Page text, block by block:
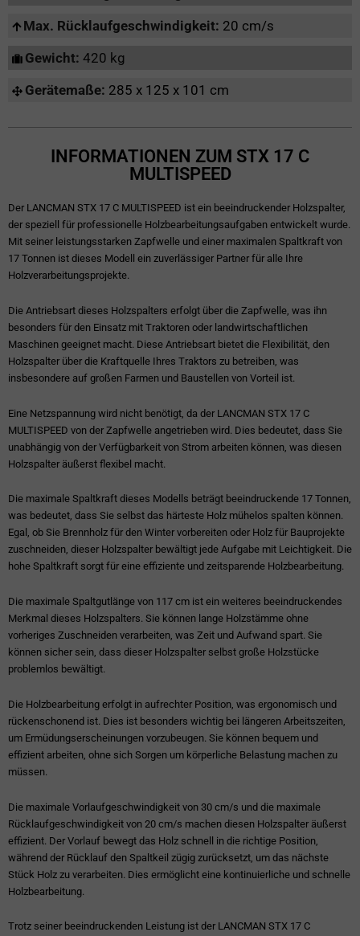
Max. Rücklaufgeschwindigkeit: 20 cm/s
Gewicht: 420 kg
Gerätemaße: 285 x 125 x 101 cm
INFORMATIONEN ZUM STX 17 C
MULTISPEED
Der LANCMAN STX 17 C MULTISPEED ist ein beeindruckender Holzspalter,
der speziell für professionelle Holzbearbeitungsaufgaben entwickelt wurde.
Mit seiner leistungsstarken Zapfwelle und einer maximalen Spaltkraft von
17 Tonnen ist dieses Modell ein zuverlässiger Partner für alle Ihre
Holzverarbeitungsprojekte.
Die Antriebsart dieses Holzspalters erfolgt über die Zapfwelle, was ihn
besonders für den Einsatz mit Traktoren oder landwirtschaftlichen
Maschinen geeignet macht. Diese Antriebsart bietet die Flexibilität, den
Holzspalter über die Kraftquelle Ihres Traktors zu betreiben, was
insbesondere auf großen Farmen und Baustellen von Vorteil ist.
Eine Netzspannung wird nicht benötigt, da der LANCMAN STX 17 C
MULTISPEED von der Zapfwelle angetrieben wird. Dies bedeutet, dass Sie
unabhängig von der Verfügbarkeit von Strom arbeiten können, was diesen
Holzspalter äußerst flexibel macht.
Die maximale Spaltkraft dieses Modells beträgt beeindruckende 17 Tonnen,
was bedeutet, dass Sie selbst das härteste Holz mühelos spalten können.
Egal, ob Sie Brennholz für den Winter vorbereiten oder Holz für Bauprojekte
zuschneiden, dieser Holzspalter bewältigt jede Aufgabe mit Leichtigkeit. Die
hohe Spaltkraft sorgt für eine effiziente und zeitsparende Holzbearbeitung.
Die maximale Spaltgutlänge von 117 cm ist ein weiteres beeindruckendes
Merkmal dieses Holzspalters. Sie können lange Holzstämme ohne
vorheriges Zuschneiden verarbeiten, was Zeit und Aufwand spart. Sie
können sicher sein, dass dieser Holzspalter selbst große Holzstücke
problemlos bewältigt.
Die Holzbearbeitung erfolgt in aufrechter Position, was ergonomisch und
rückenschonend ist. Dies ist besonders wichtig bei längeren Arbeitszeiten,
um Ermüdungserscheinungen vorzubeugen. Sie können bequem und
effizient arbeiten, ohne sich Sorgen um körperliche Belastung machen zu
müssen.
Die maximale Vorlaufgeschwindigkeit von 30 cm/s und die maximale
Rücklaufgeschwindigkeit von 20 cm/s machen diesen Holzspalter äußerst
effizient. Der Vorlauf bewegt das Holz schnell in die richtige Position,
während der Rücklauf den Spaltkeil zügig zurücksetzt, um das nächste
Stück Holz zu verarbeiten. Dies ermöglicht eine kontinuierliche und schnelle
Holzbearbeitung.
Trotz seiner beeindruckenden Leistung ist der LANCMAN STX 17 C